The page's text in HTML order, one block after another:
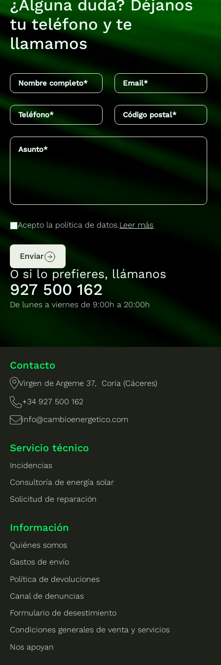
en tu factura eléctrica.
¿Alguna duda? Déjanos
tu teléfono y te
llamamos
Acepto la política de datos.Leer más
Enviar
O si lo prefieres, llámanos
927 500 162
De lunes a viernes de 9:00h a 20:00h
Contacto
Virgen de Argeme 37, Coria (Cáceres)
+34 927 500 162
info@cambioenergetico.com
Servicio técnico
Incidencias
Consultoría de energía solar
Solicitud de reparación
Información
Quiénes somos
Gastos de envío
Política de devoluciones
Canal de denuncias
Formulario de desestimiento
Condiciones generales de venta y servicios
Nos apoyan